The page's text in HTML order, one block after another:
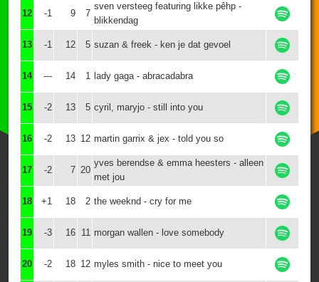
12 -1 9 7
sven versteeg featuring likke pêhp -
blikkendag
13 -1 12 5 suzan & freek - ken je dat gevoel
14 --- 14 1 lady gaga - abracadabra
15 -2 13 5 cyril, maryjo - still into you
16 -2 13 12 martin garrix & jex - told you so
17 -2 7 20
yves berendse & emma heesters - alleen
met jou
18 +1 18 2 the weeknd - cry for me
19 -3 16 11 morgan wallen - love somebody
20 -2 18 12 myles smith - nice to meet you